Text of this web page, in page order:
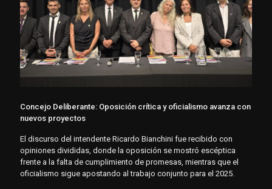
Concejo Deliberante: Oposición crítica y oficialismo avanza con
nuevos proyectos
El discurso del intendente Ricardo Bianchini fue recibido con
opiniones divididas, donde la oposición se mostró escéptica
frente a la falta de cumplimiento de promesas, mientras que el
oficialismo sigue apostando al trabajo conjunto para el 2025.